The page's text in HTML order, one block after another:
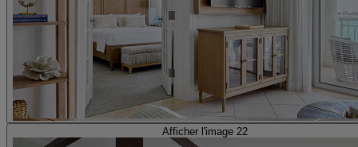
Afficher l'image 22